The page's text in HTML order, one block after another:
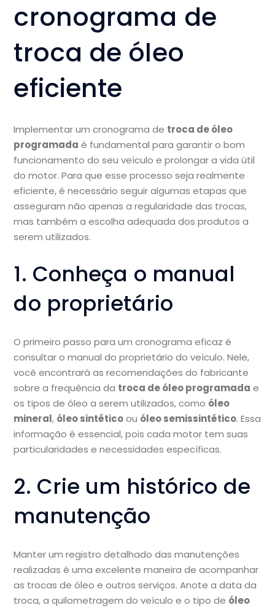
cronograma de
troca de óleo
eficiente
Implementar um cronograma de troca de óleo
programada é fundamental para garantir o bom
funcionamento do seu veículo e prolongar a vida útil
do motor. Para que esse processo seja realmente
eficiente, é necessário seguir algumas etapas que
asseguram não apenas a regularidade das trocas,
mas também a escolha adequada dos produtos a
serem utilizados.
1. Conheça o manual
do proprietário
O primeiro passo para um cronograma eficaz é
consultar o manual do proprietário do veículo. Nele,
você encontrará as recomendações do fabricante
sobre a frequência da troca de óleo programada e
os tipos de óleo a serem utilizados, como óleo
mineral, óleo sintéticoou óleo semissintético. Essa
informação é essencial, pois cada motor tem suas
particularidades e necessidades específicas.
2. Crie um histórico de
manutenção
Manter um registro detalhado das manutenções
realizadas é uma excelente maneira de acompanhar
as trocas de óleo e outros serviços. Anote a data da
troca, a quilometragem do veículo e o tipo de óleo